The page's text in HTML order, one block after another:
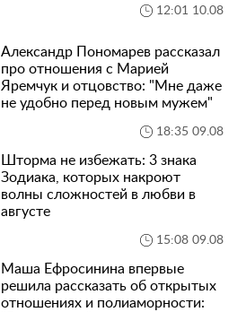
12:01 10.08
Александр Пономарев рассказал
про отношения с Марией
Яремчук и отцовство: "Мне даже
не удобно перед новым мужем"
18:35 09.08
Шторма не избежать: 3 знака
Зодиака, которых накроют
волны сложностей в любви в
августе
15:08 09.08
Маша Ефросинина впервые
решила рассказать об открытых
отношениях и полиаморности: